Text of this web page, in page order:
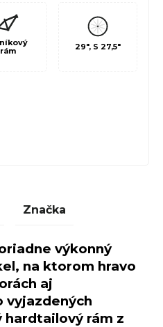
rám
29", S 27,5"
Značka
výkonný
na ktorom hravo
aj
rám z